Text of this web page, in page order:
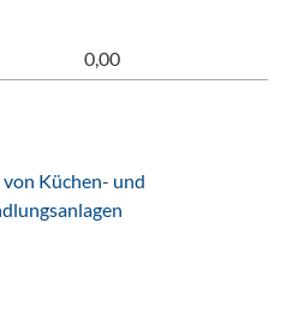
0,00
Küchen- und